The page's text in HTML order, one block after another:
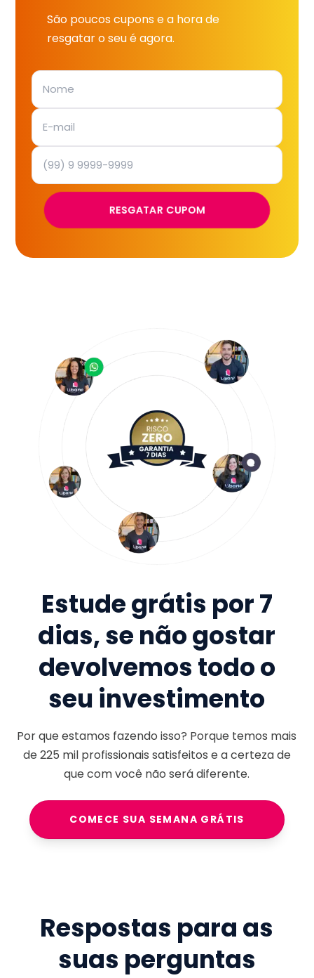
São poucos cupons e a hora de
resgatar o seu é agora.
RESGATAR CUPOM
Estude grátis por 7
dias, se não gostar
devolvemos todo o
seu investimento
Por que estamos fazendo isso? Porque temos mais
de225 milprofissionais satisfeitos e a certeza de
que com você não será diferente.
COMECE SUA SEMANA GRÁTIS
Respostas para as
suas perguntas